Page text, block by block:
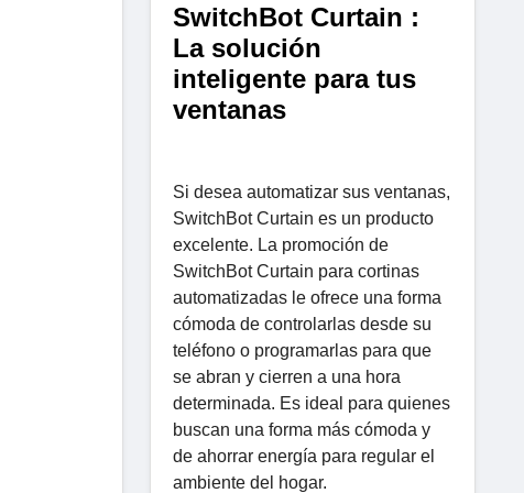
SwitchBot Curtain :
La solución
inteligente para tus
ventanas
Si desea automatizar sus ventanas,
SwitchBot Curtain es un producto
excelente. La promoción de
SwitchBot Curtain para cortinas
automatizadas le ofrece una forma
cómoda de controlarlas desde su
teléfono o programarlas para que
se abran y cierren a una hora
determinada. Es ideal para quienes
buscan una forma más cómoda y
de ahorrar energía para regular el
ambiente del hogar.